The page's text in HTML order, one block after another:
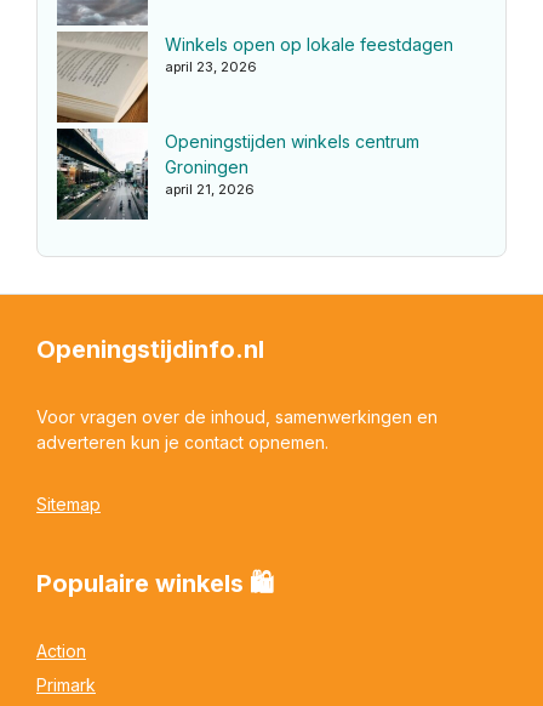
Winkels open op lokale feestdagen
april 23, 2026
Openingstijden winkels centrum
Groningen
april 21, 2026
Openingstijdinfo.nl
Voor vragen over de inhoud, samenwerkingen en
adverteren kun je contact opnemen.
Sitemap
Populaire winkels 🛍
Action
Primark